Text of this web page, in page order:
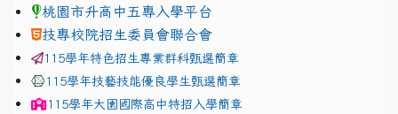
桃園市升高中五專入學平台
技專校院招生委員會聯合會
115學年特色招生專業群科甄選簡章
115學年技藝技能優良學生甄選簡章
115學年大園國際高中特招入學簡章